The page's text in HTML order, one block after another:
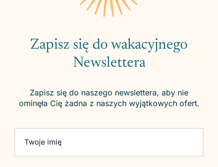
Zapisz się do wakacyjnego
Newslettera
Zapisz się do naszego newslettera, aby nie
ominęła Cię żadna z naszych wyjątkowych ofert.
Twoje imię